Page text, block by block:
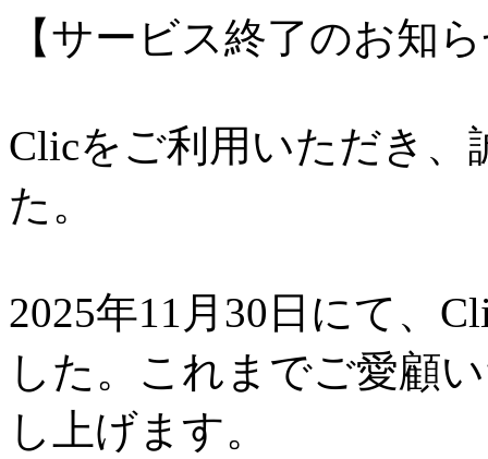
【サービス終了のお知
Clicをご利用いただき
た。
2025年11月30日にて、
した。これまでご愛顧
し上げます。